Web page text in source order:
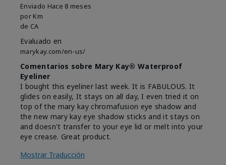
Enviado Hace 8 meses
por Km
de CA
Evaluado en
marykay.com/en-us/
Comentarios sobre Mary Kay® Waterproof
Eyeliner
I bought this eyeliner last week. It is FABULOUS. It
glides on easily, It stays on all day, I even tried it on
top of the mary kay chromafusion eye shadow and
the new mary kay eye shadow sticks and it stays on
and doesn't transfer to your eye lid or melt into your
eye crease. Great product.
Mostrar Traducción